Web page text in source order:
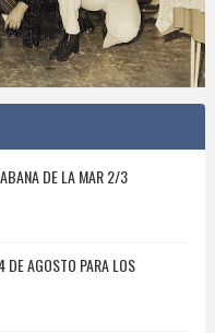
DE LA MAR 2/3
AGOSTO PARA LOS